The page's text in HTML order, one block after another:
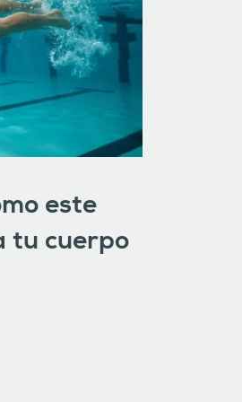
este
tu cuerpo